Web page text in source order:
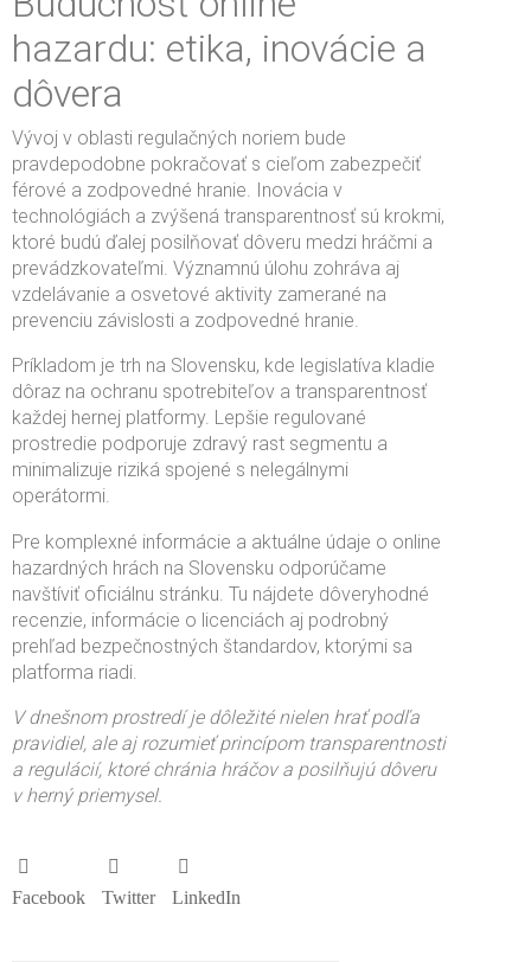
hazardu: etika, inovácie a
dôvera
Vývoj v oblasti regulačných noriem bude
pravdepodobne pokračovať s cieľom zabezpečiť
férové a zodpovedné hranie. Inovácia v
technológiách a zvýšená transparentnosť sú krokmi,
ktoré budú ďalej posilňovať dôveru medzi hráčmi a
prevádzkovateľmi. Významnú úlohu zohráva aj
vzdelávanie a osvetové aktivity zamerané na
prevenciu závislosti a zodpovedné hranie.
Príkladom je trh na Slovensku, kde legislatíva kladie
dôraz na ochranu spotrebiteľov a transparentnosť
každej hernej platformy. Lepšie regulované
prostredie podporuje zdravý rast segmentu a
minimalizuje riziká spojené s nelegálnymi
operátormi.
Pre komplexné informácie a aktuálne údaje o online
hazardných hrách na Slovensku odporúčame
navštíviť oficiálnu stránku. Tu nájdete dôveryhodné
recenzie, informácie o licenciách aj podrobný
prehľad bezpečnostných štandardov, ktorými sa
platforma riadi.
V dnešnom prostredí je dôležité nielen hrať podľa
pravidiel, ale aj rozumieť princípom transparentnosti
a regulácií, ktoré chránia hráčov a posilňujú dôveru
v herný priemysel.
Facebook Twitter LinkedIn